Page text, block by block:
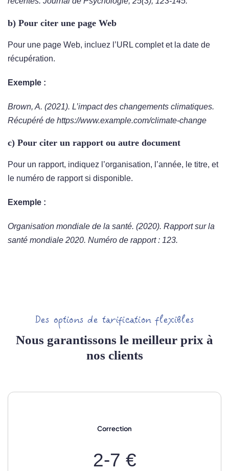
b) Pour citer une page Web
Pour une page Web, incluez l’URL complet et la date de
récupération.
Exemple :
Brown, A. (2021). L’impact des changements climatiques.
Récupéré de https://www.example.com/climate-change
c) Pour citer un rapport ou autre document
Pour un rapport, indiquez l’organisation, l’année, le titre, et
le numéro de rapport si disponible.
Exemple :
Organisation mondiale de la santé. (2020). Rapport sur la
santé mondiale 2020. Numéro de rapport : 123.
Des options de tarification flexibles
Nous garantissons le meilleur prix à
nos clients
Correction
2-7 €